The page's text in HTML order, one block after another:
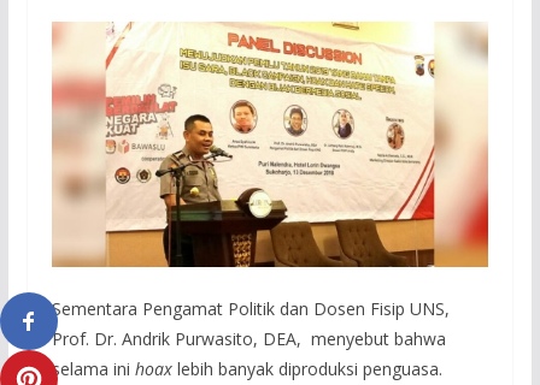
Sementara Pengamat Politik dan Dosen Fisip UNS,
Prof. Dr. Andrik Purwasito, DEA, menyebut bahwa
selama ini hoaxlebih banyak diproduksi penguasa.